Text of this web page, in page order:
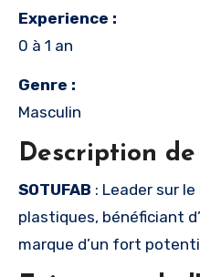
Experience :
0 à 1 an
Genre :
Masculin
Description
SOTUFAB : Leader sur
plastiques, bénéficiant
marque d’un fort